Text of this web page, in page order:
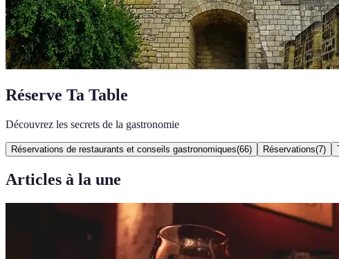
Réserve Ta Table
Découvrez les secrets de la gastronomie
Réservations de restaurants et conseils gastronomiques(66) Réservations(7)
Articles à la une